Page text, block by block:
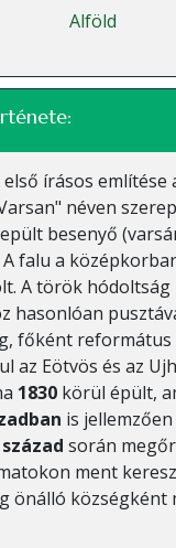
Alföld
írásos
néven
besenyő
falu a
A török
hasonlóan
főként
az Eötvös és az
1830 körül épült,
is
század során
ment
önálló